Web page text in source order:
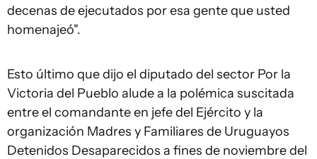
decenas de ejecutados por esa gente que usted
homenajeó".
Esto último que dijo el diputado del sector Por la
Victoria del Pueblo alude a la polémica suscitada
entre el comandante en jefe del Ejército y la
organización Madres y Familiares de Uruguayos
Detenidos Desaparecidos a fines de noviembre del